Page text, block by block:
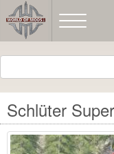
Schlüter